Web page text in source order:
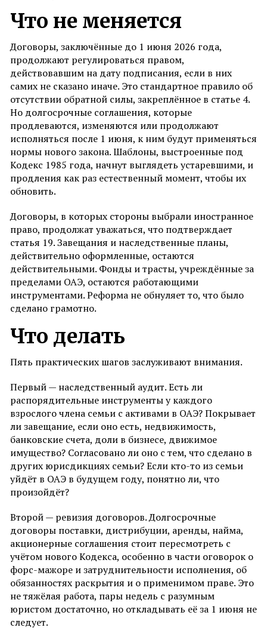
Что не меняется
Договоры, заключённые до 1 июня 2026 года,
продолжают регулироваться правом,
действовавшим на дату подписания, если в них
самих не сказано иначе. Это стандартное правило об
отсутствии обратной силы, закреплённое в статье 4.
Но долгосрочные соглашения, которые
продлеваются, изменяются или продолжают
исполняться после 1 июня, к ним будут применяться
нормы нового закона. Шаблоны, выстроенные под
Кодекс 1985 года, начнут выглядеть устаревшими, и
продления как раз естественный момент, чтобы их
обновить.
Договоры, в которых стороны выбрали иностранное
право, продолжат уважаться, что подтверждает
статья 19. Завещания и наследственные планы,
действительно оформленные, остаются
действительными. Фонды и трасты, учреждённые за
пределами ОАЭ, остаются работающими
инструментами. Реформа не обнуляет то, что было
сделано грамотно.
Что делать
Пять практических шагов заслуживают внимания.
Первый — наследственный аудит. Есть ли
распорядительные инструменты у каждого
взрослого члена семьи с активами в ОАЭ? Покрывает
ли завещание, если оно есть, недвижимость,
банковские счета, доли в бизнесе, движимое
имущество? Согласовано ли оно с тем, что сделано в
других юрисдикциях семьи? Если кто-то из семьи
уйдёт в ОАЭ в будущем году, понятно ли, что
произойдёт?
Второй — ревизия договоров. Долгосрочные
договоры поставки, дистрибуции, аренды, найма,
акционерные соглашения стоит пересмотреть с
учётом нового Кодекса, особенно в части оговорок о
форс-мажоре и затруднительности исполнения, об
обязанностях раскрытия и о применимом праве. Это
не тяжёлая работа, пары недель с разумным
юристом достаточно, но откладывать её за 1 июня не
следует.